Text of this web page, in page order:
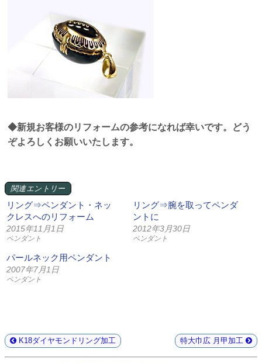
◆新規お客様のリフォームの参考になれば幸いです。どう
ぞよろしくお願いいたします。
関連エントリー
リング⇒ペンダント・ネッ
クレスへのリフォーム
2015年11月1日
ペンダント
リング⇒腕を取ってペンダ
ントに
2012年3月30日
ペンダント
パールネック用ペンダント
2007年7月1日
ペンダント
K18ダイヤモンドリング加工 特大巾広 月甲加工